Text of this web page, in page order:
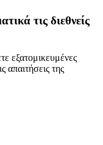
τις διεθνείς
εξατομικευμένες
της